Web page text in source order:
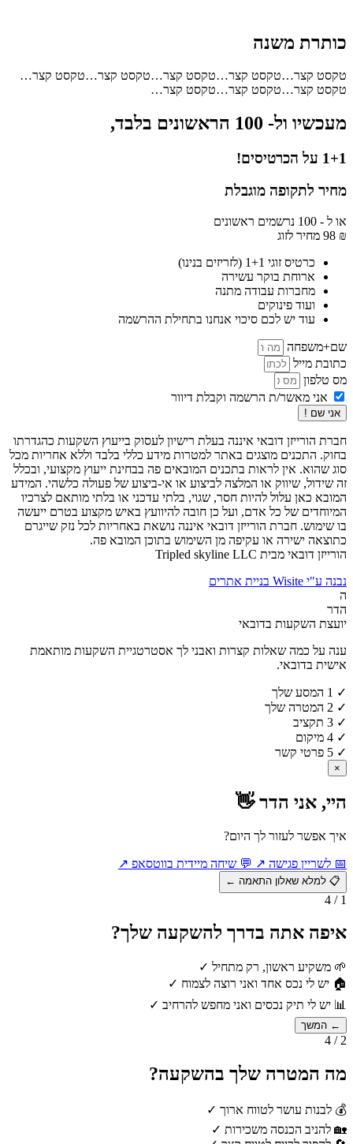
כותרת משנה
טקסט קצר…טקסט קצר…טקסט קצר…טקסט קצר…טקסט קצר…
טקסט קצר…טקסט קצר…טקסט קצר…
מעכשיו ול- 100 הראשונים בלבד,
1+1 על הכרטיסים!
מחיר לתקופה מוגבלת
או ל - 100 נרשמים ראשונים
₪
98 מחיר לזוג
כרטיס זוגי 1+1 (לזריזים בנינו)
ארוחת בוקר עשירה
מחברות עבודה מתנה
ועוד פינוקים
עוד יש לכם סיכוי אנחנו בתחילת ההרשמה
שם+משפחה
כתובת מייל
מס טלפון
אני מאשר/ת הרשמה וקבלת דיוור
אני שם !
חברת הורייזן דובאי איננה בעלת רישיון לעסוק בייעוץ השקעות כהגדרתו
בחוק. התכנים מוצגים באתר למטרות מידע כללי בלבד וללא אחריות מכל
סוג שהוא. אין לראות בתכנים המובאים פה בבחינת ייעוץ מקצועי, ובכלל
זה שידול, שיווק או המלצה לביצוע או אי-ביצוע של פעולה כלשהי. המידע
המובא כאן עלול להיות חסר, שגוי, בלתי עדכני או בלתי מותאם לצרכיו
המיוחדים של כל אדם, ועל כן חובה להיוועץ באיש מקצוע בטרם ייעשה
בו שימוש. חברת הורייזן דובאי איננה נושאת באחריות לכל נזק שייגרם
כתוצאה ישירה או עקיפה מן השימוש בתוכן המובא פה.
הורייזן דובאי מבית Tripled skyline LLC
נבנה ע"י Wisite בניית אתרים
ה
הדר
יועצת השקעות בדובאי
ענה על כמה שאלות קצרות ואבני לך אסטרטגיית השקעות מותאמת
אישית בדובאי.
✓
1 המסע שלך
✓
2 המטרה שלך
✓
3 תקציב
✓
4 מיקום
✓
5 פרטי קשר
×
היי, אני הדר 👋
איך אפשר לעזור לך היום?
📅 לשריין פגישה ↗
💬 שיחה מיידית בווטסאפ ↗
📋 למלא שאלון התאמה ←
1 / 4
איפה אתה בדרך להשקעה שלך?
🌱 משקיע ראשון, רק מתחיל ✓
🏠 יש לי נכס אחד ואני רוצה לצמוח ✓
📊 יש לי תיק נכסים ואני מחפש להרחיב ✓
← המשך
2 / 4
מה המטרה שלך בהשקעה?
💰 לבנות עושר לטווח ארוך ✓
🏡 להניב הכנסה משכירות ✓